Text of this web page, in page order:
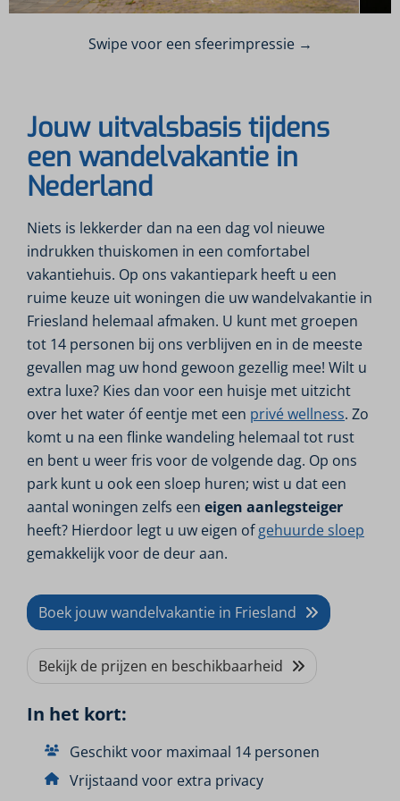
Swipe voor een sfeerimpressie →
Jouw uitvalsbasis tijdens
een wandelvakantie in
Nederland
Niets is lekkerder dan na een dag vol nieuwe
indrukken thuiskomen in een comfortabel
vakantiehuis. Op ons vakantiepark heeft u een
ruime keuze uit woningen die uw wandelvakantie in
Friesland helemaal afmaken. U kunt met groepen
tot 14 personen bij ons verblijven en in de meeste
gevallen mag uw hond gewoon gezellig mee! Wilt u
extra luxe? Kies dan voor een huisje met uitzicht
over het water óf eentje met een privé wellness. Zo
komt u na een flinke wandeling helemaal tot rust
en bent u weer fris voor de volgende dag. Op ons
park kunt u ook een sloep huren; wist u dat een
aantal woningen zelfs eeneigen aanlegsteiger
heeft? Hierdoor legt u uw eigen ofgehuurde sloep
gemakkelijk voor de deur aan.
Boek jouw wandelvakantie in Friesland
Bekijk de prijzen en beschikbaarheid
In het kort:
Geschikt voor maximaal 14 personen
Vrijstaand voor extra privacy